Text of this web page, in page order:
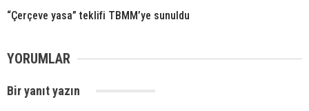
“Çerçeve yasa” teklifi TBMM’ye sunuldu
YORUMLAR
Bir yanıt yazın